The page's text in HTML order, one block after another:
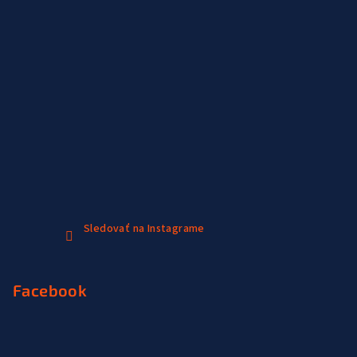
Sledovať na Instagrame
Facebook